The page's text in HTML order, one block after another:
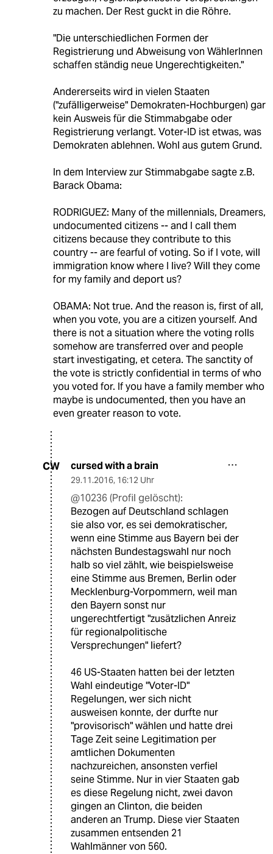
zu machen. Der Rest guckt in die Röhre.
"Die unterschiedlichen Formen der
Registrierung und Abweisung von WählerInnen
schaffen ständig neue Ungerechtigkeiten."
Andererseits wird in vielen Staaten
("zufälligerweise" Demokraten-Hochburgen) gar
kein Ausweis für die Stimmabgabe oder
Registrierung verlangt. Voter-ID ist etwas, was
Demokraten ablehnen. Wohl aus gutem Grund.
In dem Interview zur Stimmabgabe sagte z.B.
Barack Obama:
RODRIGUEZ: Many of the millennials, Dreamers,
undocumented citizens -- and I call them
citizens because they contribute to this
country -- are fearful of voting. So if I vote, will
immigration know where I live? Will they come
for my family and deport us?
OBAMA: Not true. And the reason is, first of all,
when you vote, you are a citizen yourself. And
there is not a situation where the voting rolls
somehow are transferred over and people
start investigating, et cetera. The sanctity of
the vote is strictly confidential in terms of who
you voted for. If you have a family member who
maybe is undocumented, then you have an
even greater reason to vote.
CW cursed with a brain
29.11.2016, 16:12 Uhr
@10236 (Profil gelöscht):
Bezogen auf Deutschland schlagen
sie also vor, es sei demokratischer,
wenn eine Stimme aus Bayern bei der
nächsten Bundestagswahl nur noch
halb so viel zählt, wie beispielsweise
eine Stimme aus Bremen, Berlin oder
Mecklenburg-Vorpommern, weil man
den Bayern sonst nur
ungerechtfertigt "zusätzlichen Anreiz
für regionalpolitische
Versprechungen" liefert?
46 US-Staaten hatten bei der letzten
Wahl eindeutige "Voter-ID"
Regelungen, wer sich nicht
ausweisen konnte, der durfte nur
"provisorisch" wählen und hatte drei
Tage Zeit seine Legitimation per
amtlichen Dokumenten
nachzureichen, ansonsten verfiel
seine Stimme. Nur in vier Staaten gab
es diese Regelung nicht, zwei davon
gingen an Clinton, die beiden
anderen an Trump. Diese vier Staaten
zusammen entsenden 21
Wahlmänner von 560.